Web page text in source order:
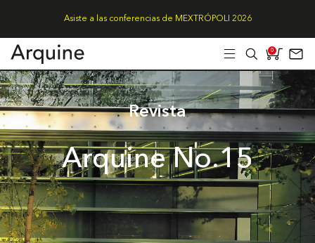
Asiste a las conferencias de MEXTRÓPOLI 2026
0
Revista
Arquine No.15